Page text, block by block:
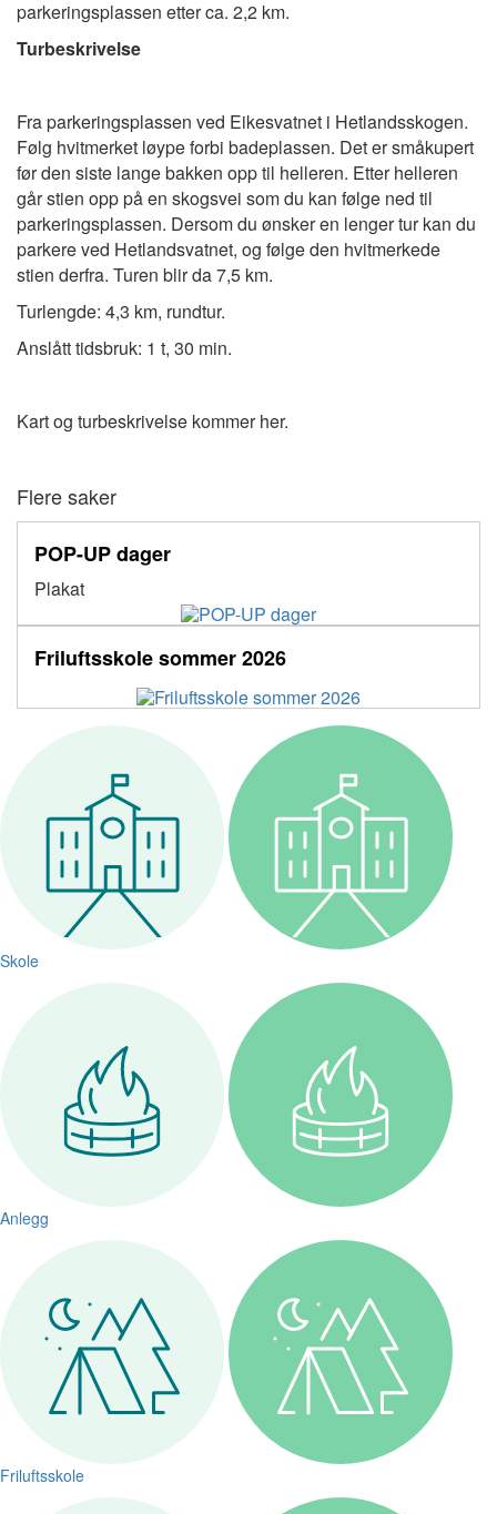
parkeringsplassen etter ca. 2,2 km.
Turbeskrivelse
Fra parkeringsplassen ved Eikesvatnet i Hetlandsskogen.
Følg hvitmerket løype forbi badeplassen. Det er småkupert
før den siste lange bakken opp til helleren. Etter helleren
går stien opp på en skogsvei som du kan følge ned til
parkeringsplassen. Dersom du ønsker en lenger tur kan du
parkere ved Hetlandsvatnet, og følge den hvitmerkede
stien derfra. Turen blir da 7,5 km.
Turlengde: 4,3 km, rundtur.
Anslått tidsbruk: 1 t, 30 min.
Kart og turbeskrivelse kommer her.
Flere saker
POP-UP dager
Plakat
Friluftsskole sommer 2026
Skole
Anlegg
Friluftsskole